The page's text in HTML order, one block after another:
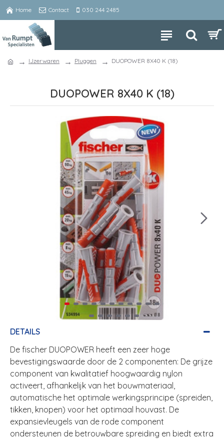
Home Contact 030 244 2485
IJzerwaren Pluggen DUOPOWER 8X40 K (18)
DUOPOWER 8X40 K (18)
DETAILS
De fischer DUOPOWER heeft een zeer hoge
bevestigingswaarde door de 2 componenten: De grijze
component van kwalitatief hoogwaardig nylon
activeert, afhankelijk van het bouwmateriaal,
automatische het optimale werkingsprincipe (spreiden,
tikken, knopen) voor het optimaal houvast. De
expansievleugels van de rode component
ondersteunen de betrouwbare spreiding en biedt extra